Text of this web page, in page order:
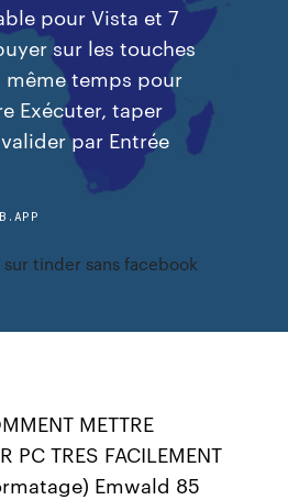
pour Vista et 7
sur les touches
même temps pour
Exécuter, taper
par Entrée
tinder sans facebook
METTRE
PC TRES FACILEMENT
Emwald 85